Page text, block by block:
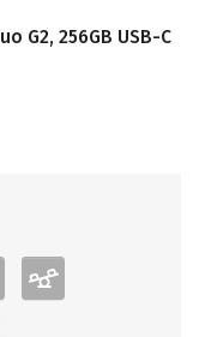
G2, 256GB USB-C